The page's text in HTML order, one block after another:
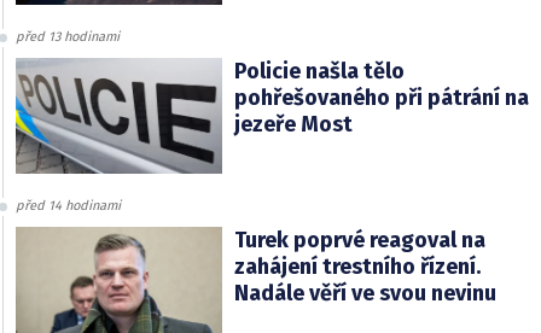
před 13 hodinami
Policie našla tělo
pohřešovaného při pátrání na
jezeře Most
před 14 hodinami
Turek poprvé reagoval na
zahájení trestního řízení.
Nadále věří ve svou nevinu